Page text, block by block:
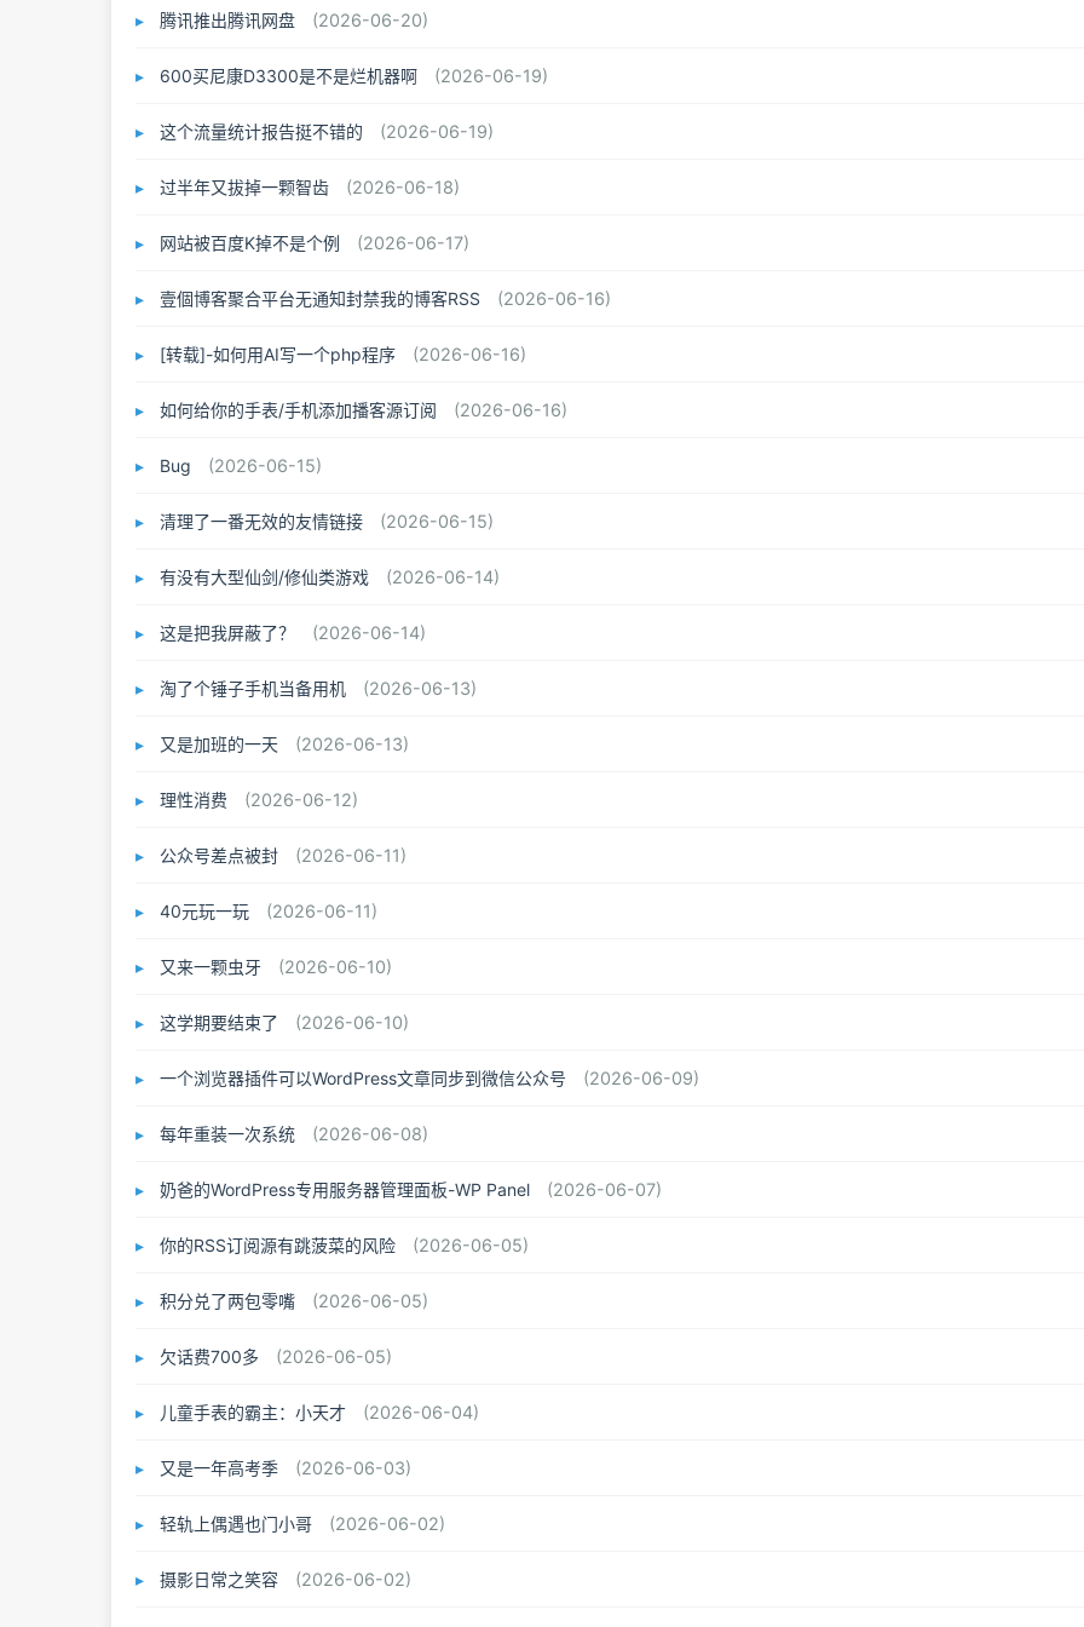
腾讯推出腾讯网盘 (2026-06-20)
600买尼康D3300是不是烂机器啊 (2026-06-19)
这个流量统计报告挺不错的 (2026-06-19)
过半年又拔掉一颗智齿 (2026-06-18)
网站被百度K掉不是个例 (2026-06-17)
壹個博客聚合平台无通知封禁我的博客RSS (2026-06-16)
[转载]-如何用AI写一个php程序 (2026-06-16)
如何给你的手表/手机添加播客源订阅 (2026-06-16)
Bug (2026-06-15)
清理了一番无效的友情链接 (2026-06-15)
有没有大型仙剑/修仙类游戏 (2026-06-14)
这是把我屏蔽了？ (2026-06-14)
淘了个锤子手机当备用机 (2026-06-13)
又是加班的一天 (2026-06-13)
理性消费 (2026-06-12)
公众号差点被封 (2026-06-11)
40元玩一玩 (2026-06-11)
又来一颗虫牙 (2026-06-10)
这学期要结束了 (2026-06-10)
一个浏览器插件可以WordPress文章同步到微信公众号 (2026-06-09)
每年重装一次系统 (2026-06-08)
奶爸的WordPress专用服务器管理面板-WP Panel (2026-06-07)
你的RSS订阅源有跳菠菜的风险 (2026-06-05)
积分兑了两包零嘴 (2026-06-05)
欠话费700多 (2026-06-05)
儿童手表的霸主：小天才 (2026-06-04)
又是一年高考季 (2026-06-03)
轻轨上偶遇也门小哥 (2026-06-02)
摄影日常之笑容 (2026-06-02)